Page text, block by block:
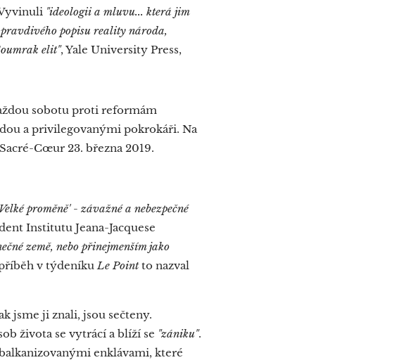
"ideologii a mluvu... která jim
popisu reality národa,
elit", Yale University Press,
sobotu proti reformám
a privilegovanými pokrokáři. Na
Cœur 23. března 2019.
proměně' - závažné a nebezpečné
Institutu Jeana-Jacquese
země, nebo přinejmenším jako
v týdeníkuLe Pointto nazval
jsme ji znali, jsou sečteny.
života se vytrácí a blíží se "zániku".
enklávami, které